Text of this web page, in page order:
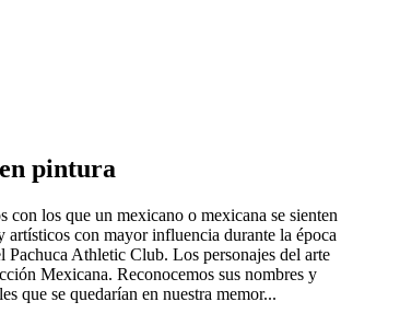
pintura
los que un mexicano o mexicana se sienten
con mayor influencia durante la época
Pachuca Athletic Club. Los personajes del arte
Mexicana. Reconocemos sus nombres y
que se quedarían en nuestra memor...